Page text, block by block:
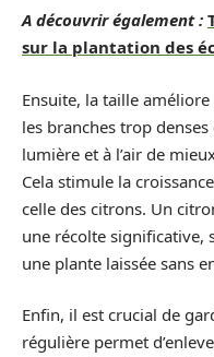
A découvrir également :
sur la plantation des
Ensuite, la taille améliore
les branches trop
lumière et à l’air de
Cela stimule la
celle des citrons. Un
une récolte
une plante laissée sans
Enfin, il est crucial de
régulière permet